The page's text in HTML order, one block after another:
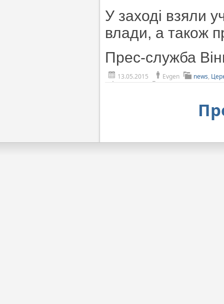
У заході взяли
влади, а також
Прес-служба
13.05.2015 Evgen news,